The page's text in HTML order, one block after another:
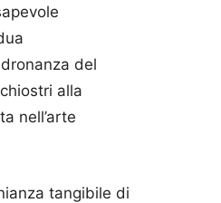
del
alla
nell’arte
tangibile di